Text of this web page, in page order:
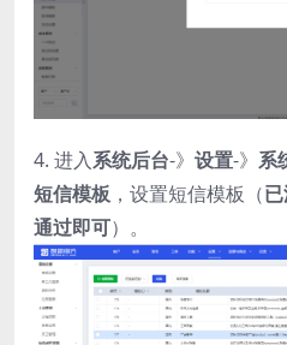
4. 进入系统后台-》 设置-》 系
短信模板 ，设置短信模板（
通过即可）。